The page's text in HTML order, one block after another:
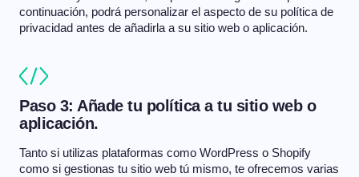
continuación, podrá personalizar el aspecto de su política de
privacidad antes de añadirla a su sitio web o aplicación.
Paso 3: Añade tu política a tu sitio web o
aplicación.
Tanto si utilizas plataformas como WordPress o Shopify
como si gestionas tu sitio web tú mismo, te ofrecemos varias